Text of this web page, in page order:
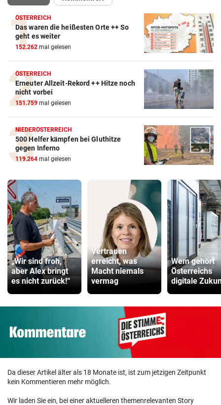
ÖSTERREICH
Das waren die heißesten Orte ++ So
geht es weiter
152.262 mal gelesen
ÖSTERREICH
Erneuter Allzeit-Rekord ++ Hitze noch
nicht vorbei
151.759 mal gelesen
NIEDERÖSTERREICH
500 Helfer kämpfen bei Gluthitze
gegen Inferno
119.264 mal gelesen
„Wir sind froh,
aber Alex bringt
es nicht zurück!“
Vertrauen
erreicht, was
Macht niemals
vermag
Wem gehört
Österreichs
digitale
Da dieser Artikel älter als 18 Monate ist, ist zum jetzigen Zeitpunkt
kein Kommentieren mehr möglich.
Wir laden Sie ein, bei einer aktuelleren themenrelevanten Story